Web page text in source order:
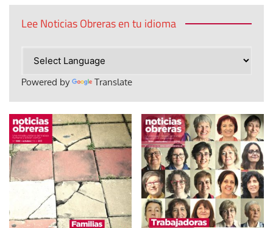
Lee Noticias Obreras en tu idioma
Powered by Translate